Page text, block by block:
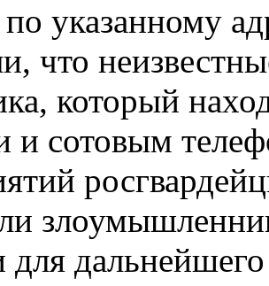
указанному
что
который
и сотовым
дальнейшего